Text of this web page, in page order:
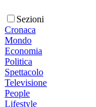
Sezioni
Cronaca
Mondo
Economia
Politica
Spettacolo
Televisione
People
Lifestyle